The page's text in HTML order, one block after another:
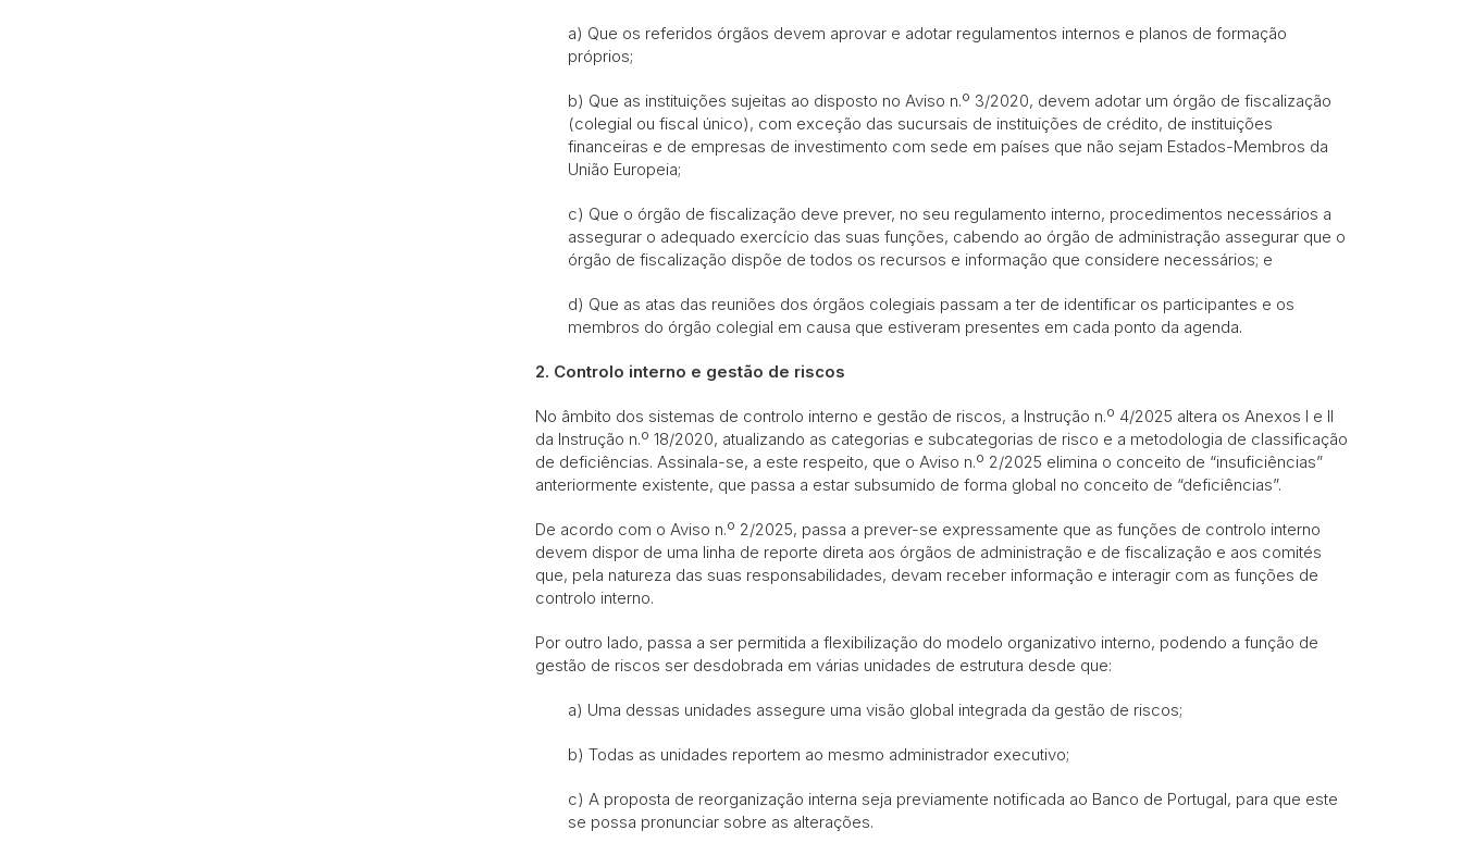
a) Que os referidos órgãos devem aprovar e adotar regulamentos internos e planos de formação
próprios;
b) Que as instituições sujeitas ao disposto no Aviso n.º 3/2020, devem adotar um órgão de fiscalização
(colegial ou fiscal único), com exceção das sucursais de instituições de crédito, de instituições
financeiras e de empresas de investimento com sede em países que não sejam Estados-Membros da
União Europeia;
c) Que o órgão de fiscalização deve prever, no seu regulamento interno, procedimentos necessários a
assegurar o adequado exercício das suas funções, cabendo ao órgão de administração assegurar que o
órgão de fiscalização dispõe de todos os recursos e informação que considere necessários; e
d) Que as atas das reuniões dos órgãos colegiais passam a ter de identificar os participantes e os
membros do órgão colegial em causa que estiveram presentes em cada ponto da agenda.
2. Controlo interno e gestão de riscos
No âmbito dos sistemas de controlo interno e gestão de riscos, a Instrução n.º 4/2025 altera os Anexos I e II
da Instrução n.º 18/2020, atualizando as categorias e subcategorias de risco e a metodologia de classificação
de deficiências. Assinala-se, a este respeito, que o Aviso n.º 2/2025 elimina o conceito de “insuficiências”
anteriormente existente, que passa a estar subsumido de forma global no conceito de “deficiências”.
De acordo com o Aviso n.º 2/2025, passa a prever-se expressamente que as funções de controlo interno
devem dispor de uma linha de reporte direta aos órgãos de administração e de fiscalização e aos comités
que, pela natureza das suas responsabilidades, devam receber informação e interagir com as funções de
controlo interno.
Por outro lado, passa a ser permitida a flexibilização do modelo organizativo interno, podendo a função de
gestão de riscos ser desdobrada em várias unidades de estrutura desde que:
a) Uma dessas unidades assegure uma visão global integrada da gestão de riscos;
b) Todas as unidades reportem ao mesmo administrador executivo;
c) A proposta de reorganização interna seja previamente notificada ao Banco de Portugal, para que este
se possa pronunciar sobre as alterações.